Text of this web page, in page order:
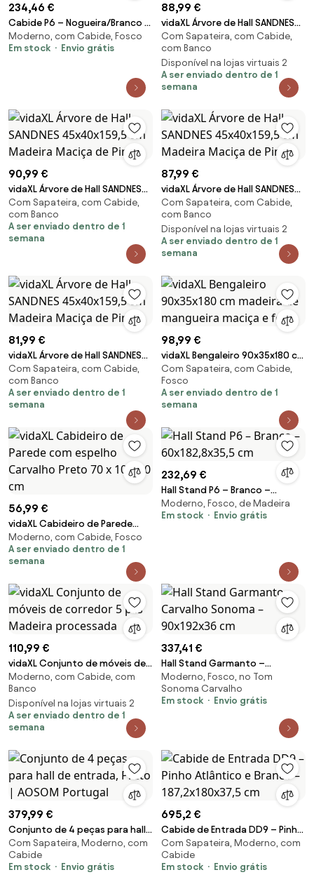
234,46 €
Cabide P6 – Nogueira/Branco –
60x182,8x35,5 cm
Moderno, com Cabide, Fosco
Em stock
Envio grátis
88,99 €
vidaXL Árvore de Hall SANDNES
45x40x159,5 cm Madeira
Maciça de Pinho
Com Sapateira, com Cabide,
com Banco
Disponível na lojas virtuais 2
A ser enviado dentro de 1
semana
90,99 €
vidaXL Árvore de Hall SANDNES
45x40x159,5 cm Madeira
Maciça de Pinho
Com Sapateira, com Cabide,
com Banco
A ser enviado dentro de 1
semana
87,99 €
vidaXL Árvore de Hall SANDNES
45x40x159,5 cm Madeira
Maciça de Pinho
Com Sapateira, com Cabide,
com Banco
Disponível na lojas virtuais 2
A ser enviado dentro de 1
semana
81,99 €
vidaXL Árvore de Hall SANDNES
45x40x159,5 cm Madeira
Maciça de Pinho
Com Sapateira, com Cabide,
com Banco
A ser enviado dentro de 1
semana
98,99 €
vidaXL Bengaleiro 90x35x180 cm
madeira de mangueira maciça e
ferro
Com Sapateira, com Cabide,
Fosco
A ser enviado dentro de 1
semana
56,99 €
vidaXL Cabideiro de Parede
com espelho Carvalho Preto 70
x 10 x 90 cm
Moderno, com Cabide, Fosco
A ser enviado dentro de 1
semana
232,69 €
Hall Stand P6 – Branco –
60x182,8x35,5 cm
Moderno, Fosco, de Madeira
Em stock
Envio grátis
110,99 €
vidaXL Conjunto de móveis de
corredor 5 pcs Madeira
processada
Moderno, com Cabide, com
Banco
Disponível na lojas virtuais 2
A ser enviado dentro de 1
semana
337,41 €
Hall Stand Garmanto –
Carvalho Sonoma – 90x192x36
cm
Moderno, Fosco, no Tom
Sonoma Carvalho
Em stock
Envio grátis
379,99 €
Conjunto de 4 peças para hall
de entrada, Preto | AOSOM
Portugal
Com Sapateira, Moderno, com
Cabide
Em stock
Envio grátis
695,2 €
Cabide de Entrada DD9 – Pinho
Atlântico e Branco –
187,2x180x37,5 cm
Com Sapateira, Moderno, com
Cabide
Em stock
Envio grátis